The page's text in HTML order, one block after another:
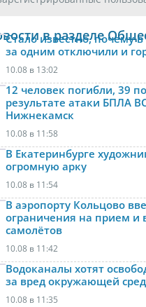
в разделе
Стало известно, почему в
за одним отключили и
10.08 в 13:02
12 человек погибли, 39
результате атаки БПЛА
Нижнекамск
10.08 в 11:58
В Екатеринбурге
огромную арку
10.08 в 11:54
В аэропорту Кольцово
ограничения на прием и
самолётов
10.08 в 11:42
Водоканалы хотят
за вред окружающей
10.08 в 11:35